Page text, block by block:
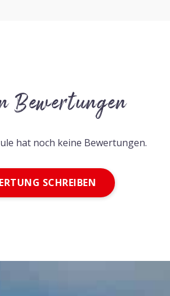
Bewertungen
hat noch keine Bewertungen.
SCHREIBEN